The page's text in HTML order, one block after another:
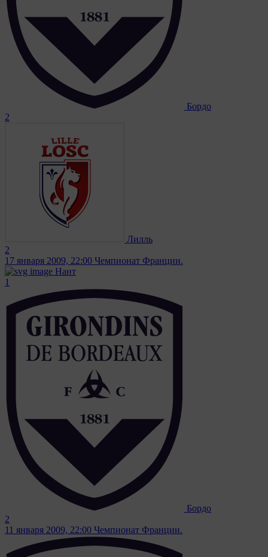
Бордо
2
Лилль
2
17 января 2009, 22:00 Чемпионат Франции.
Нант
1
Бордо
2
11 января 2009, 22:00 Чемпионат Франции.